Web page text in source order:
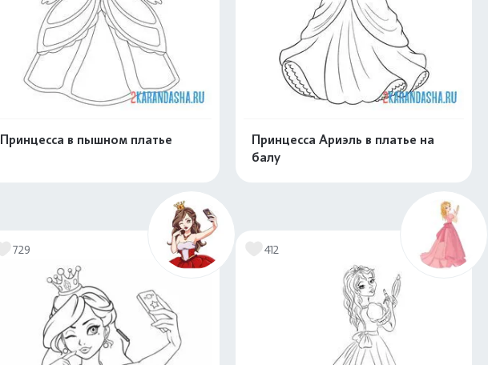
Принцесса в пышном платье
Принцесса Ариэль в платье на
балу
729 412